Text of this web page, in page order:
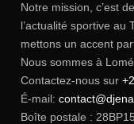
Notre mission, c’est
l’actualité sportive au
mettons un accent
Nous sommes à
Contactez-nous sur
É-mail:
Boîte postale :